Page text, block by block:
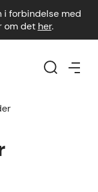
i forbindelse med
om det her.